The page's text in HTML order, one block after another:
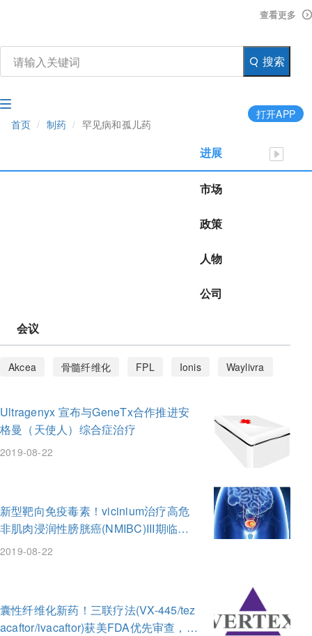
搜索
打开APP
首页 制药 罕见病和孤儿药
进展
市场
政策
人物
公司
会议
Akcea 骨髓纤维化 FPL Ionis
Waylivra
实体瘤
非小细胞肺癌 fedratinib
Inrebic
反义RNA
pexidartinib
第一三共
急性肝卟啉症 RNA干扰
AHP
罕见病
Alnylam givosiran
CF
非肌肉浸润性膀胱癌 NMIBC
EpCAM
Ultragenyx 宣布与GeneTx合作推进安
格曼（天使人）综合症治疗
2019-08-22
新型靶向免疫毒素！vicinium治疗高危
非肌肉浸润性膀胱癌(NMIBC)III期临床
获得成功！
2019-08-22
囊性纤维化新药！三联疗法(VX-445/tez
acaftor/ivacaftor)获美FDA优先审查，治
查看更多
查看更多
查看更多